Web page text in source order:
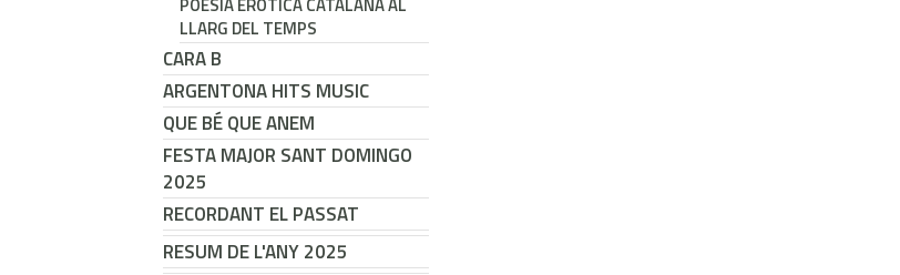
LLARG DEL TEMPS
CARA B
ARGENTONA HITS MUSIC
QUE BÉ QUE ANEM
FESTA MAJOR SANT DOMINGO
2025
RECORDANT EL PASSAT
RESUM DE L'ANY 2025